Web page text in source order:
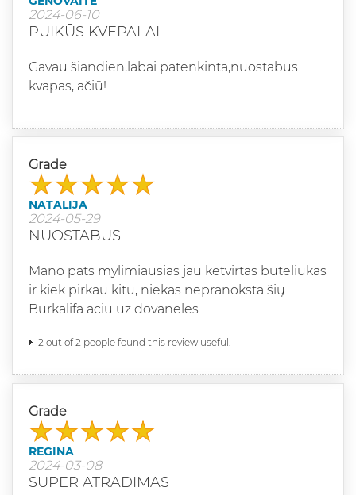
2024-06-10
PUIKŪS KVEPALAI
Gavau šiandien,labai patenkinta,nuostabus
kvapas, ačiū!
Grade
NATALIJA
2024-05-29
NUOSTABUS
Mano pats mylimiausias jau ketvirtas buteliukas
ir kiek pirkau kitu, niekas nepranoksta šių
Burkalifa aciu uz dovaneles
2 out of 2 people found this review useful.
Grade
REGINA
2024-03-08
SUPER ATRADIMAS